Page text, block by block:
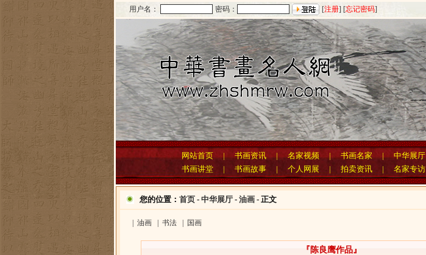
用户名： 密码： [注册] [忘记密码]
网站首页 |书画资讯 |名家视频 |书画名家 |中华展厅
书画讲堂
| 书画故事 | 个人网展 | 拍卖资讯 | 名家专访
您的位置： 首页 - 中华展厅 - 油画 - 正文
油画 书法 国画
『陈良鹰作品』